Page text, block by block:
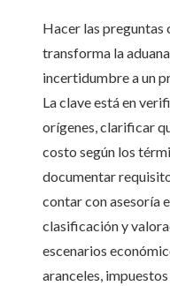
Hacer las preguntas
transforma la
incertidumbre a un
La clave está en
orígenes, clarificar
costo según los
documentar
contar con asesoría
clasificación y
escenarios
aranceles,